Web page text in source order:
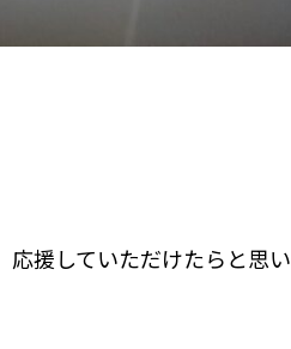
援していただけたらと思い